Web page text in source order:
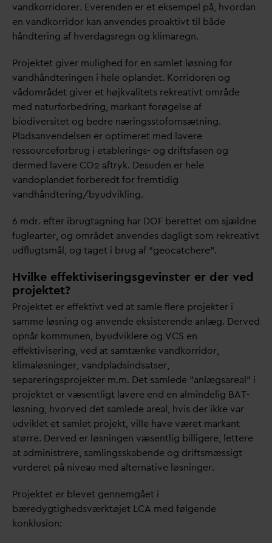
vandkorridorer. Everenden er et eksempel på, hvordan
en vandkorridor kan anvendes proaktivt til både
håndtering af hverdagsregn og klimaregn.
Projektet giver mulighed for en samlet løsning for
vandhåndteringen i hele oplandet. Korridoren og
vådområdet giver et højkvalitets rekreativt område
med naturforbedring, markant forøgelse af
biodiversitet og bedre næringsstofomsætning.
Pladsanvendelsen er optimeret med lavere
ressourceforbrug i etablerings- og driftsfasen og
dermed lavere CO2 aftryk. Desuden er hele
vandoplandet forberedt for fremtidig
vandhåndtering/byudvikling.
6 mdr. efter ibrugtagning har DOF berettet om sjældne
fuglearter, og området anvendes dagligt som rekreativt
udflugtsmål, og taget i brug af ”geocatchere”.
Hvilke effektiviseringsgevinster er der ved
projektet?
Projektet er effektivt ved at samle flere projekter i
samme løsning og anvende eksisterende anlæg. Derved
opnår kommunen, byudviklere og VCS en
effektivisering, ved at samtænke vandkorridor,
klimaløsninger, vandpladsindsatser,
separeringsprojekter m.m. Det samlede ”anlægsareal” i
projektet er væsentligt lavere end en almindelig BAT-
løsning, hvorved det samlede areal, hvis der ikke var
udviklet et samlet projekt, ville have været markant
større. Derved er løsningen væsentlig billigere, lettere
at administrere, samlingsskabende og driftsmæssigt
vurderet på niveau med alternative løsninger.
Projektet er blevet gennemgået i
bæredygtighedsværktøjet LCA med følgende
konklusion: